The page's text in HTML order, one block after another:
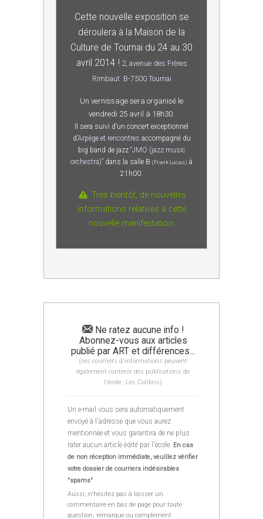
Cette nouvelle exposition se
déroulera à la Maison de la
Culture de Tournai du 24 au 30
avril 2014 ! 2, avenue des Frères
Rimbaut B-7500 Tournai
Un vernissage sera organisé le
vendredi 25 avril à 18h30.
Il sera suivi d’un concert exceptionnel
d’Arpège et rencontres accompagné du
big band de jazz “JMO (jazz music
orchestra)” dans la salle B (Frank Lucas) à
21h00.
Très bientôt, de nouvelles
informations relatives à cette
nouvelle manifestation.
Ne ratez aucune info !
Abonnez-vous aux articles
publié par ART et différences...
(ces courriers d'informations peuvent
également contenir des publications de
l'école : Les Colibris)
Un e-mail vous sera automatiquement
envoyé à l'adresse que vous aurez
mentionnée et vous garantira de ne plus
rater aucun article édité par l'école. En cas
de non réception immédiate, veuillez vérifier
votre dossier de courriers indésirables
"spams"
Aussi, n'hésitez pas à laisser un
commentaire en bas de page pour toute
question, remarque ou complément